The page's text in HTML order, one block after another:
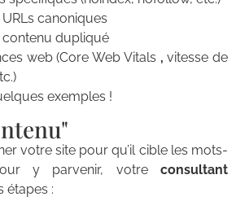
canoniques
contenu dupliqué
web (Core Web Vitals , vitesse de
exemples !
votre site pour qu’il cible les mots-
y parvenir, votre consultant
étapes :